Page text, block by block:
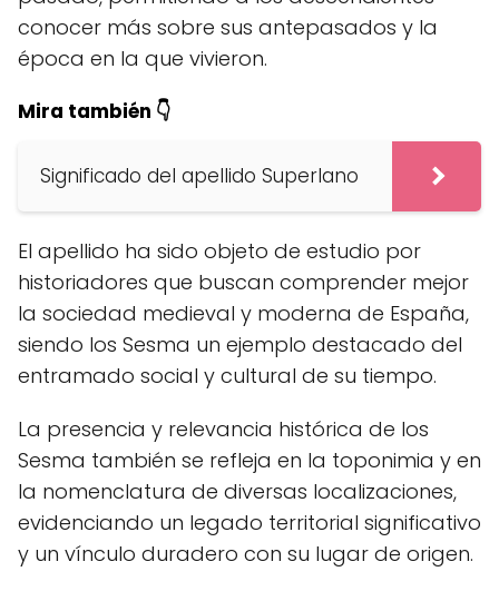
conocer más sobre sus antepasados y la
época en la que vivieron.
Mira también 👇
Significado del apellido Superlano
El apellido ha sido objeto de estudio por
historiadores que buscan comprender mejor
la sociedad medieval y moderna de España,
siendo los Sesma un ejemplo destacado del
entramado social y cultural de su tiempo.
La presencia y relevancia histórica de los
Sesma también se refleja en la toponimia y en
la nomenclatura de diversas localizaciones,
evidenciando un legado territorial significativo
y un vínculo duradero con su lugar de origen.